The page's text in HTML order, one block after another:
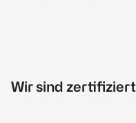
Wir sind zertifiziert